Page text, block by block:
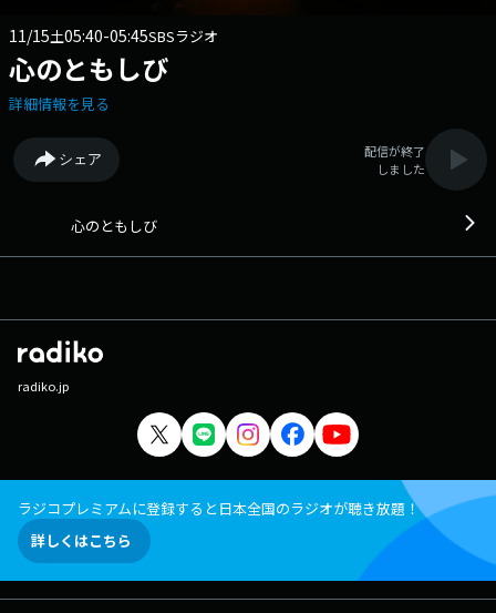
11/15土05:40-05:45SBSラジオ
心のともしび
詳細情報を見る
シェア
配信が終了
しました
心のともしび
radiko.jp
ラジコプレミアムに登録すると日本全国のラジオが聴き放題！
詳しくはこちら